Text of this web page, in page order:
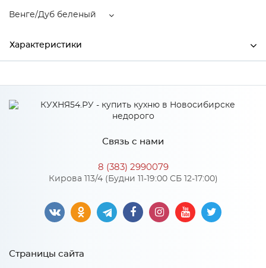
Венге/Дуб беленый
Характеристики
Цвет Венге/Дуб беленый
Особенности
Материал 2: ЛДСП
Количество упаковок: 2
Связь с нами
8 (383) 2990079
Кирова 113/4 (Будни 11-19:00 СБ 12-17:00)
Страницы сайта